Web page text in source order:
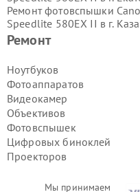
Мы принимаем
Ремонт
Ноутбуков
Фотоаппаратов
Видеокамер
Объективов
Фотовспышек
Цифровых биноклей
Проекторов
Ремонт фотовспышки
Speedlite 580EX II в г.
Ремонт фотовспышки Canon
Ремонт фотовспышки Canon
Speedlite 580EX II в г.
Ремонт фотовспышки Canon
Speedlite 580EX II в г.
Ремонт фотовспышки Canon
Speedlite 580EX II в г.
Ремонт фотовспышки Canon
Speedlite 580EX II в г.
Speedlite 580EX II в г.